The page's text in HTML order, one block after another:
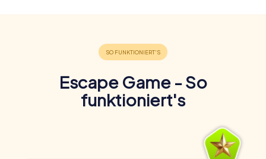
Escape Game - So
funktioniert's